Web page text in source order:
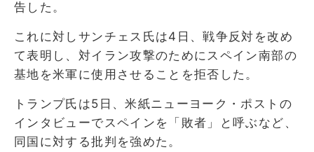
告した。
これに対しサンチェス氏は4日、戦争反対を改め
て表明し、対イラン攻撃のためにスペイン南部の
基地を米軍に使用させることを拒否した。
トランプ氏は5日、米紙ニューヨーク・ポストの
インタビューでスペインを「敗者」と呼ぶなど、
同国に対する批判を強めた。